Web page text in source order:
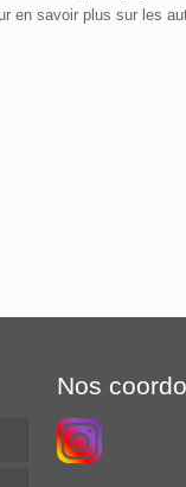
en savoir plus sur les
Nos